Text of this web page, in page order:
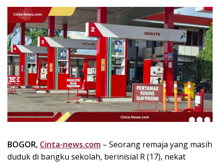
a
r
T
e
r
k
n
i
,
P
n
BOGOR, Cinta-news.com – Seorang remaja yang masih
duduk di bangku sekolah, berinisial R (17), nekat